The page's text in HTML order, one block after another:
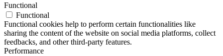
Functional
Functional
Functional cookies help to perform certain functionalities like
sharing the content of the website on social media platforms, collect
feedbacks, and other third-party features.
Performance